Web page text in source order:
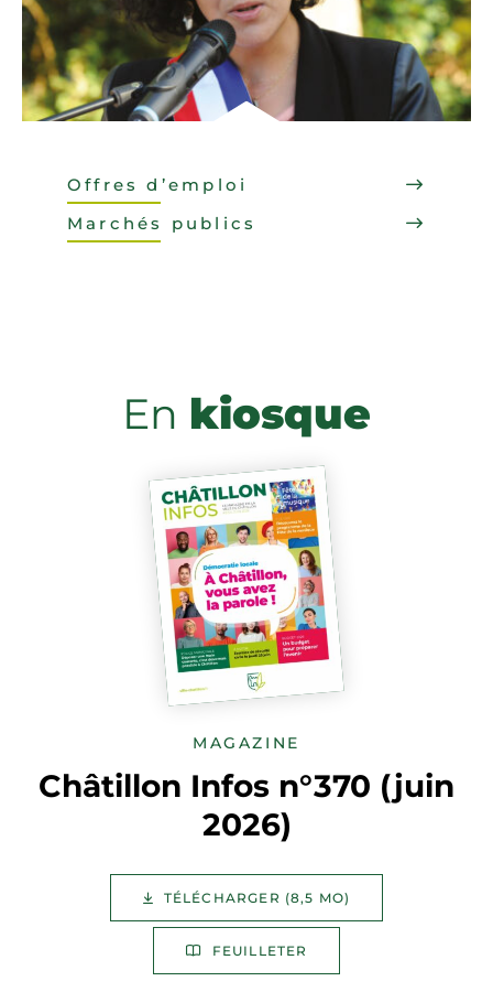
Offres d’emploi
Marchés publics
En kiosque
MAGAZINE
Châtillon Infos n°370 (juin
2026)
TÉLÉCHARGER (8,5 MO)
FEUILLETER